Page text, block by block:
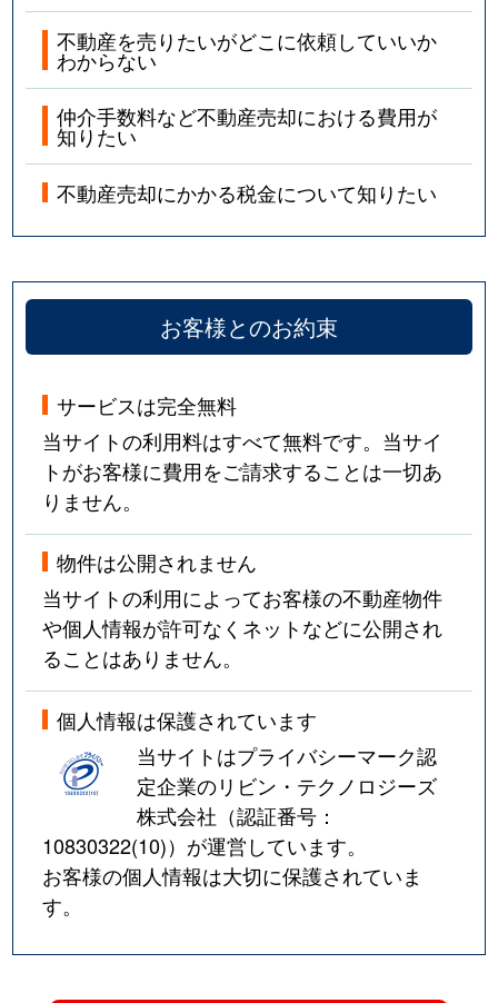
不動産を売りたいがどこに依頼していいか
わからない
仲介手数料など不動産売却における費用が
知りたい
不動産売却にかかる税金について知りたい
お客様とのお約束
サービスは完全無料
当サイトの利用料はすべて無料です。当サイ
トがお客様に費用をご請求することは一切あ
りません。
物件は公開されません
当サイトの利用によってお客様の不動産物件
や個人情報が許可なくネットなどに公開され
ることはありません。
個人情報は保護されています
当サイトはプライバシーマーク認
定企業のリビン・テクノロジーズ
株式会社（認証番号：
10830322(10)）が運営しています。
お客様の個人情報は大切に保護されていま
す。